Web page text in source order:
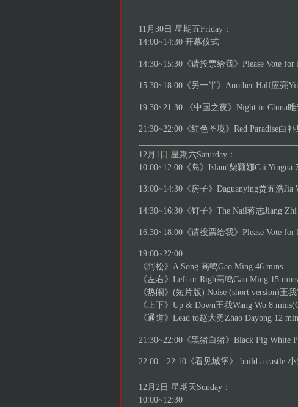
11月30日 星期五Friday：
14:00~14:30 开幕仪式
14:30~15:30《请投票给我》Please Vote for
15:30~18:00《另一半》Another Half应亮
19:30~21:30 《中国之夜》Night in China
21:30~22:00《红色圣境》Red Paradise白
12月1日 星期六Saturday：
10:00~12:00《岛》Island柴颖娜Cai Yingna
13:00~14:30《房子》Daguanying贾五浩Jia
14:30~16:30《钉子》The Nail蒋志Jiang
16:30~18:00《请投票给我》Please Vote
19:00~22:00
《阿松》A Song 高鸣Gao Ming 46 mins
《左右》Left or Righ高鸣Gao Ming 15
《热闹》(短片版) Noise (short version)王
《上下》Up & Down王我Wang Wo 8
《通道》Lead to赵大勇Zhao Dayong 12
21:30~22:00《黑猪白猪》Black Pig White
22:00—22:10《看见城堡》 build a castle 小
12月2日 星期天Sunday：
10:00~12:30